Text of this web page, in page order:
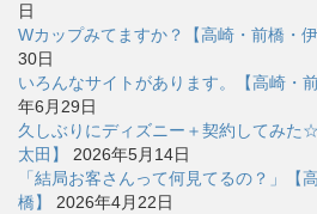
日
Wカップみてますか？【高崎・前橋・伊
30日
いろんなサイトがあります。【高崎・
年6月29日
久しぶりにディズニー＋契約してみた
太田】
2026年5月14日
「結局お客さんって何見てるの？」【
橋】
2026年4月22日